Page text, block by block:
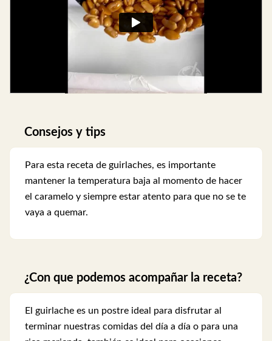
Consejos y tips
Para esta receta de guirlaches, es importante
mantener la temperatura baja al momento de hacer
el caramelo y siempre estar atento para que no se te
vaya a quemar.
¿Con que podemos acompañar la receta?
El guirlache es un postre ideal para disfrutar al
terminar nuestras comidas del día a día o para una